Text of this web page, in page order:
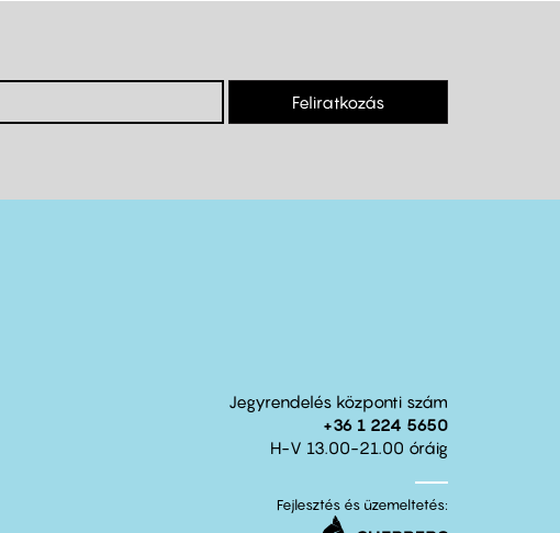
Feliratkozás
Jegyrendelés központi szám
+36 1 224 5650
H-V 13.00-21.00 óráig
Fejlesztés és üzemeltetés: